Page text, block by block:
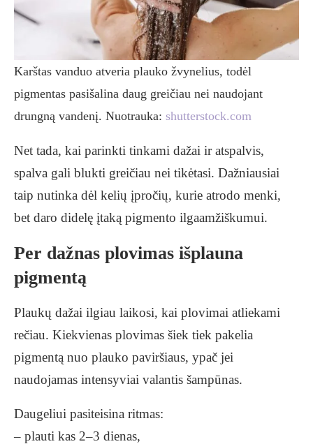
Karštas vanduo atveria plauko žvynelius, todėl
pigmentas pasišalina daug greičiau nei naudojant
drungną vandenį. Nuotrauka: shutterstock.com
Net tada, kai parinkti tinkami dažai ir atspalvis,
spalva gali blukti greičiau nei tikėtasi. Dažniausiai
taip nutinka dėl kelių įpročių, kurie atrodo menki,
bet daro didelę įtaką pigmento ilgaamžiškumui.
Per dažnas plovimas išplauna
pigmentą
Plaukų dažai ilgiau laikosi, kai plovimai atliekami
rečiau. Kiekvienas plovimas šiek tiek pakelia
pigmentą nuo plauko paviršiaus, ypač jei
naudojamas intensyviai valantis šampūnas.
Daugeliui pasiteisina ritmas:
– plauti kas 2–3 dienas,